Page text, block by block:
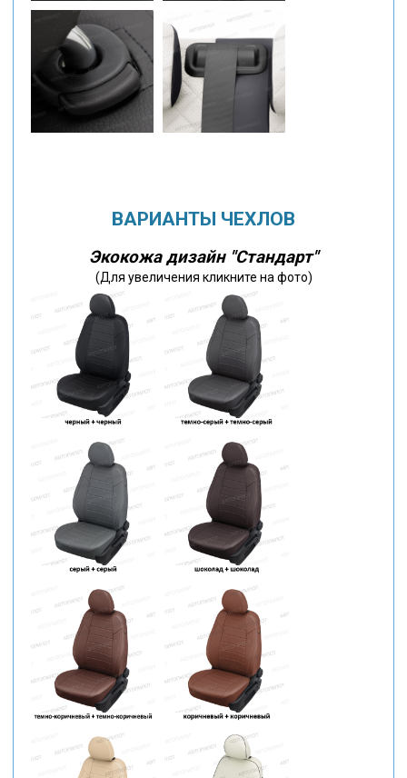
ВАРИАНТЫ ЧЕХЛОВ
Экокожа дизайн "Стандарт"
(Для увеличения кликните на фото)